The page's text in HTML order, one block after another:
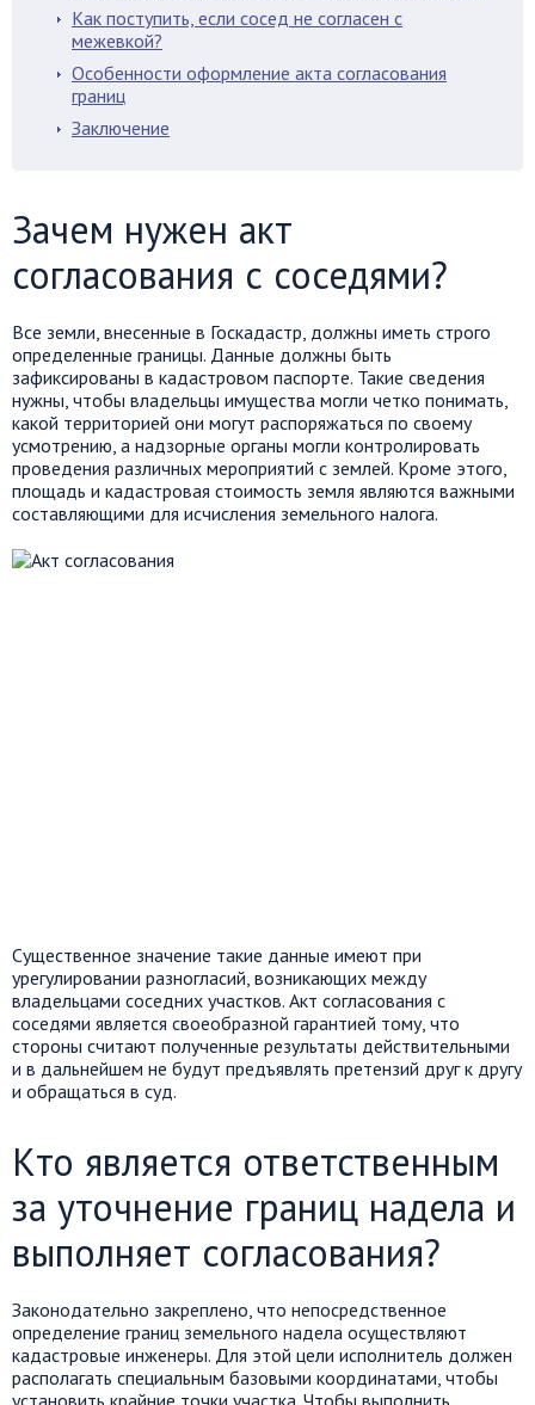
Как поступить, если сосед не согласен с
межевкой?
Особенности оформление акта согласования
границ
Заключение
Зачем нужен акт
согласования с соседями?
Все земли, внесенные в Госкадастр, должны иметь строго
определенные границы. Данные должны быть
зафиксированы в кадастровом паспорте. Такие сведения
нужны, чтобы владельцы имущества могли четко понимать,
какой территорией они могут распоряжаться по своему
усмотрению, а надзорные органы могли контролировать
проведения различных мероприятий с землей. Кроме этого,
площадь и кадастровая стоимость земля являются важными
составляющими для исчисления земельного налога.
Существенное значение такие данные имеют при
урегулировании разногласий, возникающих между
владельцами соседних участков. Акт согласования с
соседями является своеобразной гарантией тому, что
стороны считают полученные результаты действительными
и в дальнейшем не будут предъявлять претензий друг к другу
и обращаться в суд.
Кто является ответственным
за уточнение границ надела и
выполняет согласования?
Законодательно закреплено, что непосредственное
определение границ земельного надела осуществляют
кадастровые инженеры. Для этой цели исполнитель должен
располагать специальным базовыми координатами, чтобы
установить крайние точки участка. Чтобы выполнить